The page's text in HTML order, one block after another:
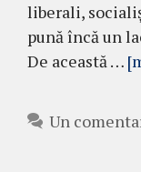
liberali,
pună încă un
De această …
Un